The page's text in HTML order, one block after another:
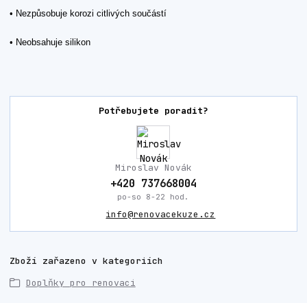
• Nezpůsobuje korozi citlivých součástí
• Neobsahuje silikon
Potřebujete poradit?
Miroslav Novák
+420 737668004
po-so 8-22 hod.
info@renovacekuze.cz
Zboží zařazeno v kategoriích
Doplňky pro renovaci